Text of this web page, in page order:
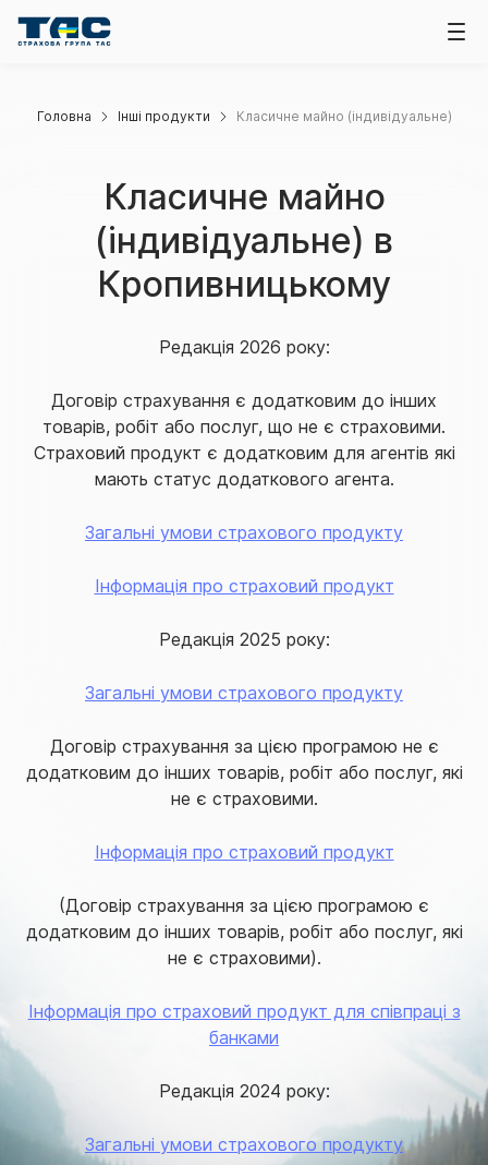
Головна Інші продукти Класичне майно (індивідуальне)
Класичне майно
(індивідуальне) в
Кропивницькому
Редакція 2026 року:
Договір страхування є додатковим до інших
товарів, робіт або послуг, що не є страховими.
Страховий продукт є додатковим для агентів які
мають статус додаткового агента.
Загальні умови страхового продукту
Інформація про страховий продукт
Редакція 2025 року:
Загальні умови страхового продукту
Договір страхування за цією програмою не є
додатковим до інших товарів, робіт або послуг, які
не є страховими.
Інформація про страховий продукт
(Договір страхування за цією програмою є
додатковим до інших товарів, робіт або послуг, які
не є страховими).
Інформація про страховий продукт для співпраці з
банками
Редакція 2024 року:
Загальні умови страхового продукту